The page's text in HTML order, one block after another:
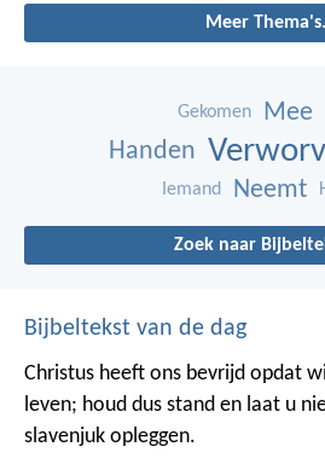
Meer
Gekomen Mee
Handen
Iemand Neemt
Zoek naar
Bijbeltekst van de dag
Christus heeft ons bevrijd opdat
leven; houd dus stand en laat u
slavenjuk opleggen.